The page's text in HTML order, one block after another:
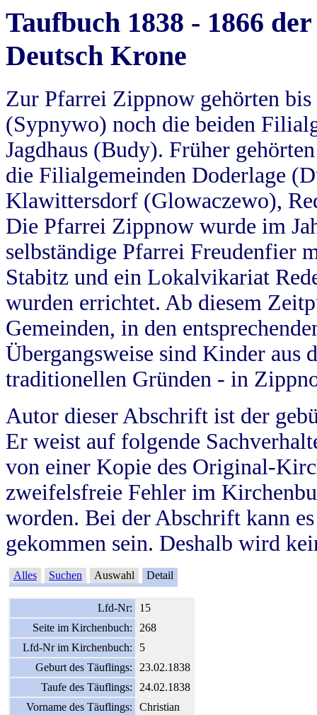
Taufbuch 1838 - 1866
Deutsch Krone
Zur Pfarrei Zippnow gehörten
(Sypnywo) noch die beiden
Jagdhaus (Budy). Früher
die Filialgemeinden Doderlage
Klawittersdorf (Glowaczewo),
Die Pfarrei Zippnow wurde im
selbständige Pfarrei Freudenfier
Stabitz und ein Lokalvikariat
wurden errichtet. Ab diesem
Gemeinden, in den
Übergangsweise sind Kinder aus
traditionellen Gründen - in
Autor dieser Abschrift ist der
Er weist auf folgende
von einer Kopie des Original-
zweifelsfreie Fehler im
worden. Bei der Abschrift kann
gekommen sein. Deshalb wird
Alles Suchen Auswahl Detail
Lfd-Nr:
15
Seite im Kirchenbuch:
268
Lfd-Nr im Kirchenbuch:
5
Geburt des Täuflings:
23.02.1838
Taufe des Täuflings:
24.02.1838
Vorname des Täuflings:
Christian